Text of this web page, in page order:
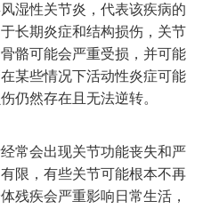
湿性关节炎，代表该疾病的
长期炎症和结构损伤，关节
骼可能会严重受损，并可能
某些情况下活动性炎症可能
仍然存在且无法逆转。
常会出现关节功能丧失和严
限，有些关节可能根本不再
残疾会严重影响日常生活，